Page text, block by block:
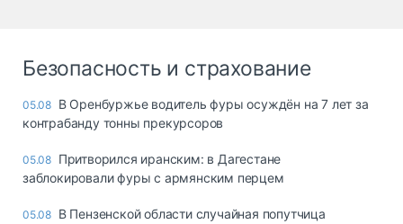
Безопасность и страхование
05.08 В Оренбуржье водитель фуры осуждён на 7 лет за
контрабанду тонны прекурсоров
05.08 Притворился иранским: в Дагестане
заблокировали фуры с армянским перцем
05.08 В Пензенской области случайная попутчица